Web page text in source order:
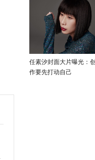
任素汐封面大片曝光：创
作要先打动自己